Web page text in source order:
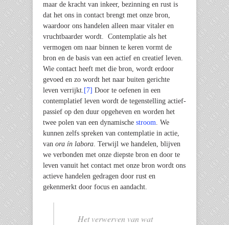
maar de kracht van inkeer, bezinning en rust is
dat het ons in contact brengt met onze bron,
waardoor ons handelen alleen maar vitaler en
vruchtbaarder wordt. Contemplatie als het
vermogen om naar binnen te keren vormt de
bron en de basis van een actief en creatief leven.
Wie contact heeft met die bron, wordt erdoor
gevoed en zo wordt het naar buiten gerichte
leven verrijkt. [7] Door te oefenen in een
contemplatief leven wordt de tegenstelling actief-
passief op den duur opgeheven en worden het
twee polen van een dynamische stroom. We
kunnen zelfs spreken van contemplatie in actie,
van ora ín labora. Terwijl we handelen, blijven
we verbonden met onze diepste bron en door te
leven vanuit het contact met onze bron wordt ons
actieve handelen gedragen door rust en
gekenmerkt door focus en aandacht.
Het verwerven van wat